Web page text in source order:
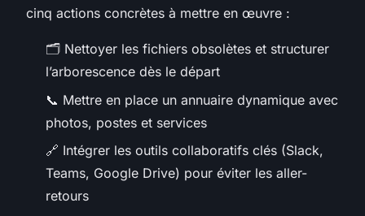
cinq actions concrètes à mettre en œuvre :
🗂️ Nettoyer les fichiers obsolètes et structurer
l’arborescence dès le départ
📞 Mettre en place un annuaire dynamique avec
photos, postes et services
🔗 Intégrer les outils collaboratifs clés (Slack,
Teams, Google Drive) pour éviter les aller-
retours